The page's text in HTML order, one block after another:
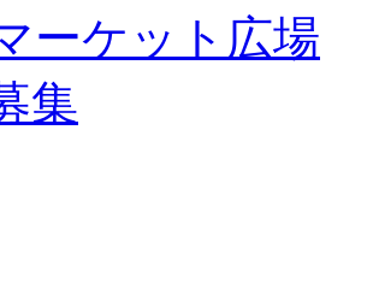
ーケット広場
集